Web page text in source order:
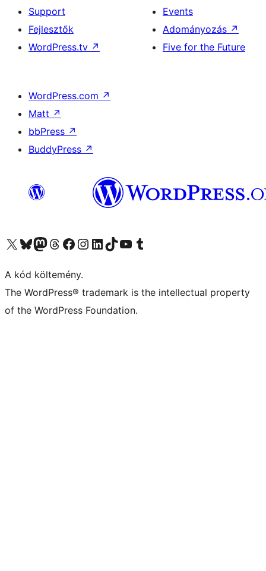
Support
Fejlesztők
WordPress.tv ↗
Events
Adományozás ↗
Five for the Future
WordPress.com ↗
Matt ↗
bbPress ↗
BuddyPress ↗
Visit our X (formerly Twitter) account
Visit our Bluesky account
Twitter csatornánk
Visit our Threads account
Facebook oldalunk megtekintése
Visit our Instagram account
Visit our LinkedIn account
Visit our TikTok account
Visit our YouTube channel
Visit our Tumblr account
A kód költemény.
The WordPress® trademark is the intellectual property
of the WordPress Foundation.